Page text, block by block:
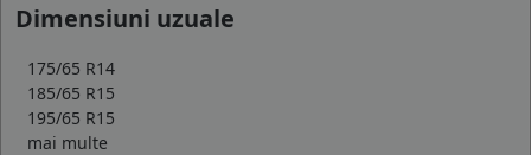
Dimensiuni uzuale
175/65 R14
185/65 R15
195/65 R15
mai multe